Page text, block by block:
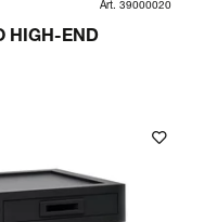
Art. 39000020
HIGH-END